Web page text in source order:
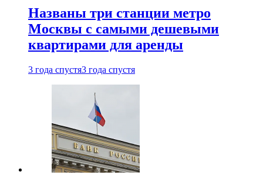
Названы три станции метро
Москвы с самыми дешевыми
квартирами для аренды
3 года спустя3 года спустя